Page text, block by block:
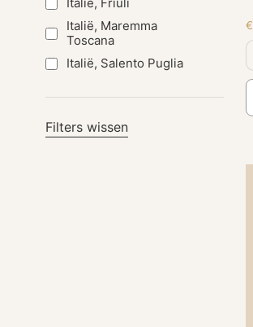
Italië, Maremma
Toscana
Italië, Salento Puglia
Filters wissen
€